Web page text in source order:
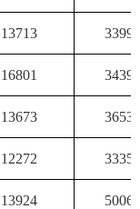
13713 33992
16801 34399
13673 36531
12272 33350
13924 50062